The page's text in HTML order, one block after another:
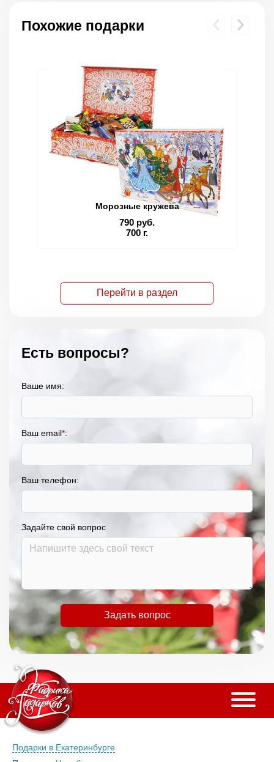
Похожие подарки
Морозные кружева
790 руб.
700 г.
Перейти в раздел
Есть вопросы?
Ваше имя:
Ваш email*:
Ваш телефон:
Задайте свой вопрос
Задать вопрос
Подарки в Екатеринбурге